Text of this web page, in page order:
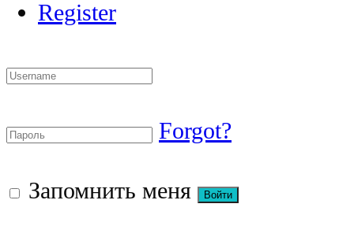
Register
Forgot?
Запомнить меня